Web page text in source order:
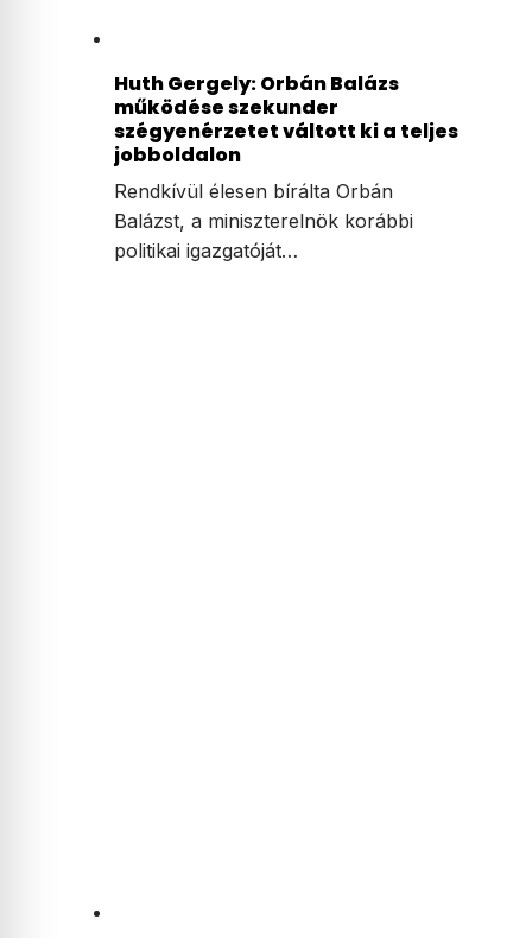
Huth Gergely: Orbán Balázs
működése szekunder
szégyenérzetet váltott ki a teljes
jobboldalon
Rendkívül élesen bírálta Orbán
Balázst, a miniszterelnök korábbi
politikai igazgatóját…